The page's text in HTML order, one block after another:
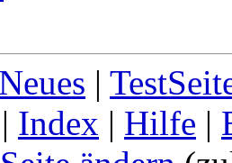
Neues |
| Index | Hilfe |